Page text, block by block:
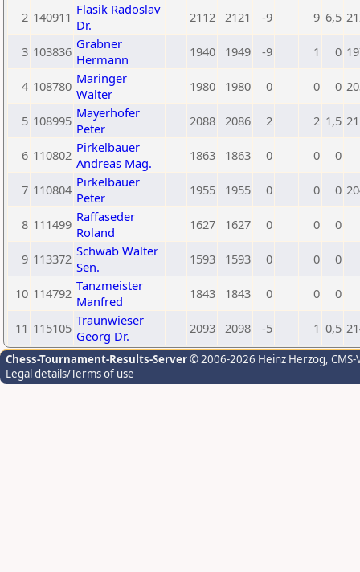
2 140911 Flasik Radoslav
Dr.
2112 2121 -9 9 6,5
3 103836 Grabner
Hermann
1940 1949 -9 1 0
4 108780 Maringer
Walter
1980 1980 0 0 0
5 108995 Mayerhofer
Peter
2088 2086 2 2 1,5
6 110802 Pirkelbauer
Andreas Mag.
1863 1863 0 0 0
7 110804 Pirkelbauer
Peter
1955 1955 0 0 0
8 111499 Raffaseder
Roland
1627 1627 0 0 0
9 113372 Schwab Walter
Sen.
1593 1593 0 0 0
10 114792 Tanzmeister
Manfred
1843 1843 0 0 0
11 115105 Traunwieser
Georg Dr.
2093 2098 -5 1 0,5
Chess-Tournament-Results-Server© 2006-2026 Heinz Herzog,
Legal details/Terms of use